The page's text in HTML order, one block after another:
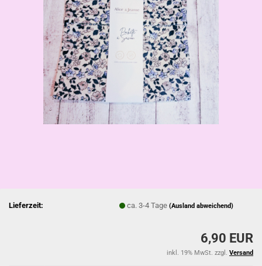
Lieferzeit: ca. 3-4 Tage(Ausland abweichend)
6,90 EUR
inkl. 19% MwSt. zzgl. Versand